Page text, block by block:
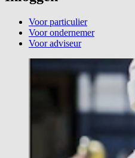
Voor particulier
Voor ondernemer
Voor adviseur